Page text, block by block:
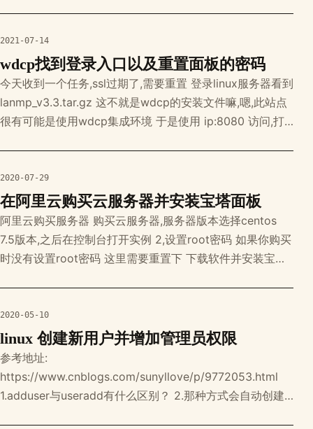
2021-07-14
wdcp找到登录入口以及重置面板的密码
今天收到一个任务,ssl过期了,需要重置 登录linux服务器看到
lanmp_v3.3.tar.gz 这不就是wdcp的安装文件嘛,嗯,此站点
很有可能是使用wdcp集成环境 于是使用 ip:8080 访问,打
ip:8091 成功打开
2020-07-29
在阿里云购买云服务器并安装宝塔面板
阿里云购买服务器 购买云服务器,服务器版本选择centos
7.5版本,之后在控制台打开实例 2,设置root密码 如果你购买
时没有设置root密码 这里需要重置下 下载软件并安装宝塔
sh 参考地址:https://www.bt.c
2020-05-10
linux 创建新用户并增加管理员权限
参考地址:
https://www.cnblogs.com/sunyllove/p/9772053.html
1.adduser与useradd有什么区别？ 2.那种方式会自动创建